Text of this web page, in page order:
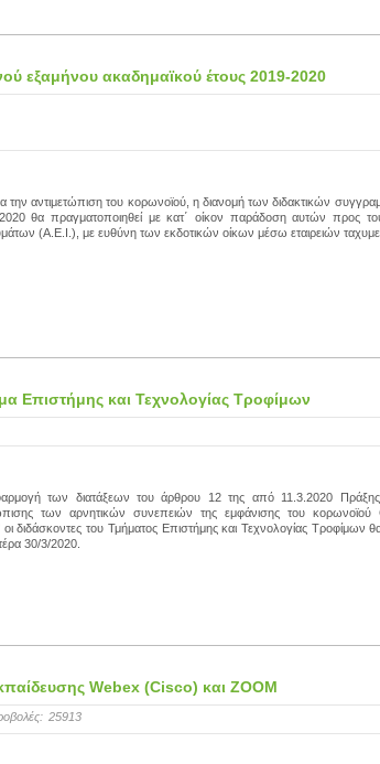
εξαμήνου ακαδημαϊκού έτους 2019-2020
αντιμετώπιση του κορωνoϊού, η διανομή των διδακτικών
θα πραγματοποιηθεί με κατ΄ οίκον παράδοση αυτών προς
(Α.Ε.Ι.), με ευθύνη των εκδοτικών οίκων μέσω εταιρειών
Επιστήμης και Τεχνολογίας Τροφίμων
των διατάξεων του άρθρου 12 της από 11.3.2020 Πράξης
των αρνητικών συνεπειών της εμφάνισης του
διδάσκοντες του Τμήματος Επιστήμης και Τεχνολογίας Τροφίμων
30/3/2020.
Webex (Cisco) και ZOOM
25913